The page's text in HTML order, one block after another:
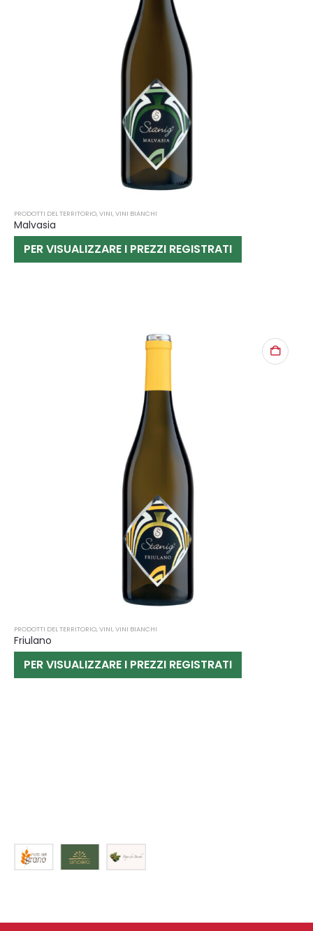
PRODOTTI DEL TERRITORIO VINI VINI BIANCHI
Malvasia
PER VISUALIZZARE I PREZZI REGISTRATI
PRODOTTI DEL TERRITORIO, VINI, VINI BIANCHI
Friulano
PER VISUALIZZARE I PREZZI REGISTRATI